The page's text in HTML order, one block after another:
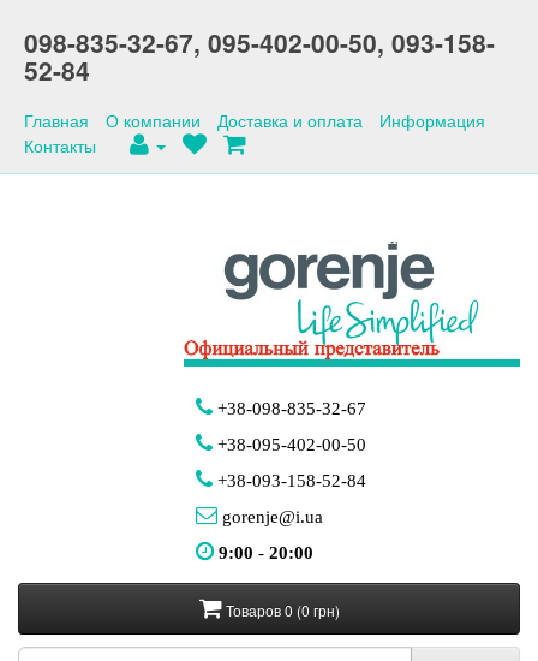
098-835-32-67, 095-402-00-50, 093-158-
52-84
Главная О компании Доставка и оплата
Информация
Контакты
+38-098-835-32-67
+38-095-402-00-50
+38-093-158-52-84
gorenje@i.ua
9:00 - 20:00
Товаров 0 (0 грн)